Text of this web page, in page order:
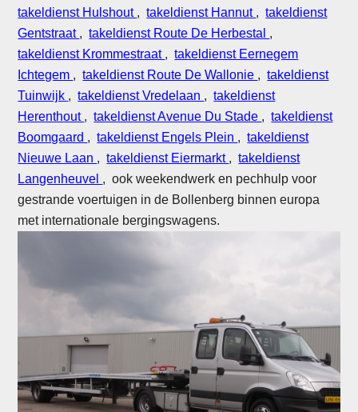
takeldienst Hulshout ,takeldienst Hannut ,takeldienst
Gentstraat ,takeldienst Route De Herbestal ,
takeldienst Krommestraat ,takeldienst Eernegem
Ichtegem ,takeldienst Route De Wallonie ,takeldienst
Tuinwijk ,takeldienst Vredelaan ,takeldienst
Herenthout ,takeldienst Avenue Du Stade ,takeldienst
Boomgaard ,takeldienst Engels Plein ,takeldienst
Nieuwe Laan ,takeldienst Eiermarkt ,takeldienst
Langenheuvel , ook weekendwerk en pechhulp voor
gestrande voertuigen in de Bollenberg binnen europa
met internationale bergingswagens.